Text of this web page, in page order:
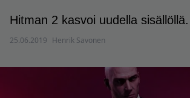
Hitman 2 kasvoi uudella sisällöllä.
25.06.2019 Henrik Savonen